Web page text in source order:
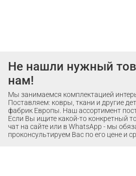
Не нашли нужный
нам!
Мы занимаемся комплектацией
Поставляем: ковры, ткани и другие
фабрик Европы. Наш ассортимент
Если Вы ищите какой-то конкретный
чат на сайте или в WhatsApp - мы
проконсультируем Вас по его цене и